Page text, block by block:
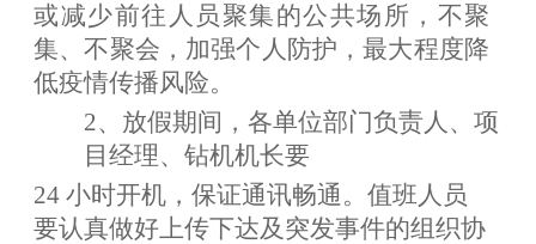
或减少前往人员聚集的公共场所，不聚
集、不聚会，加强个人防护，最大程度降
低疫情传播风险。
2、放假期间，各单位部门负责人、项
目经理、钻机机长要
24 小时开机，保证通讯畅通。值班人员
要认真做好上传下达及突发事件的组织协